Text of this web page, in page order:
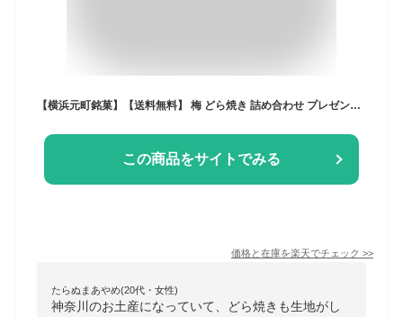
【横浜元町銘菓】【送料無料】 梅 どら焼き 詰め合わせ プレゼント 栗 プレミアムどら焼き10個セット どら焼 ギフト 横浜土産
この商品をサイトでみる
価格と在庫を楽天でチェック >>
たらぬまあやめ(20代・女性)
神奈川のお土産になっていて、どら焼きも生地がし